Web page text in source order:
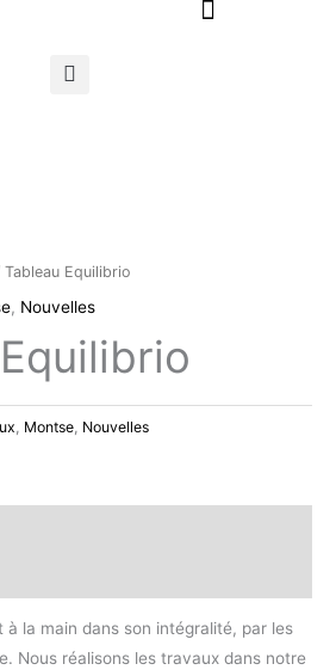
Tableau Equilibrio
, Nouvelles
Montse Nouvelles
la main dans son intégralité, par les
Nous réalisons les travaux dans notre